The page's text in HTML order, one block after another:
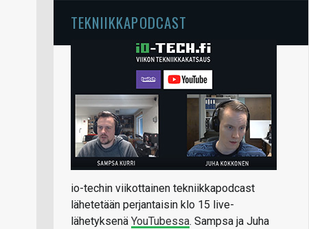
TEKNIIKKAPODCAST
io-techin viikottainen tekniikkapodcast
lähetetään perjantaisin klo 15 live-
lähetyksenä YouTubessa. Sampsa ja Juha